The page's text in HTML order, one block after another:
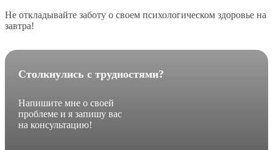
Не откладывайте заботу о своем психологическом здоровье на
завтра!
Столкнулись с трудностями?
Напишите мне о своей
проблеме и я запишу вас
на консультацию!